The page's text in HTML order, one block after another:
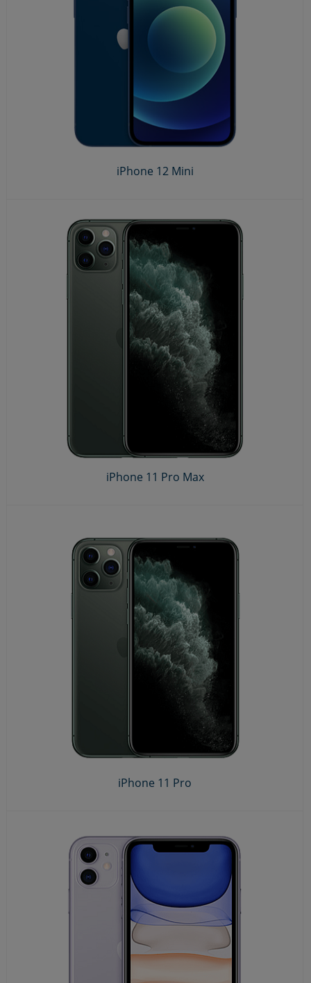
iPhone 12 Mini
iPhone 11 Pro Max
iPhone 11 Pro